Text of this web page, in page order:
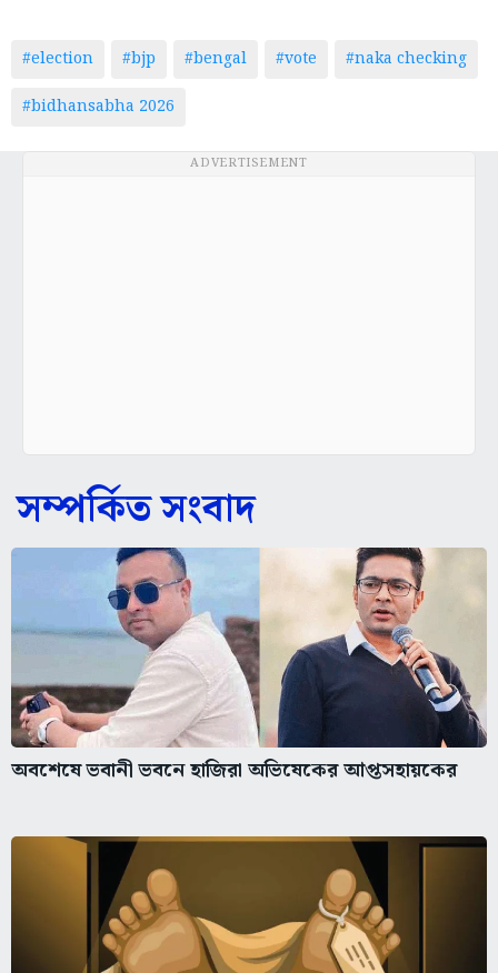
#election #bjp #bengal #vote
#naka checking
#bidhansabha 2026
ADVERTISEMENT
সম্পর্কিত সংবাদ
অবশেষে ভবানী ভবনে হাজিরা অভিষেকের আপ্তসহায়কের